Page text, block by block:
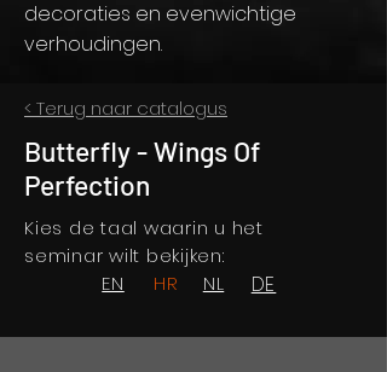
decoraties en evenwichtige
verhoudingen.
< Terug naar catalogus
Butterfly - Wings Of
Perfection
Kies de taal waarin u het
seminar wilt bekijken:
EN
HR NL DE